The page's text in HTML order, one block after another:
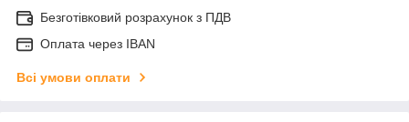
Безготівковий розрахунок з ПДВ
Оплата через IBAN
Всі умови оплати